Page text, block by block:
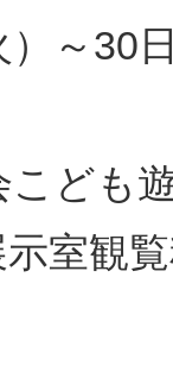
）～30
ども
室観